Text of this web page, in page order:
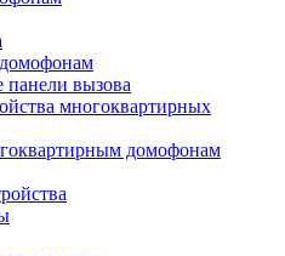
вызова
многоквартирных
домофонам